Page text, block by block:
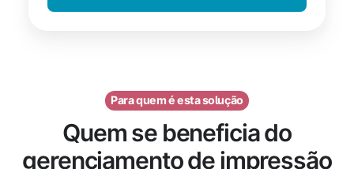
Para quem é esta solução
Quem se beneficia do
gerenciamento de impressão